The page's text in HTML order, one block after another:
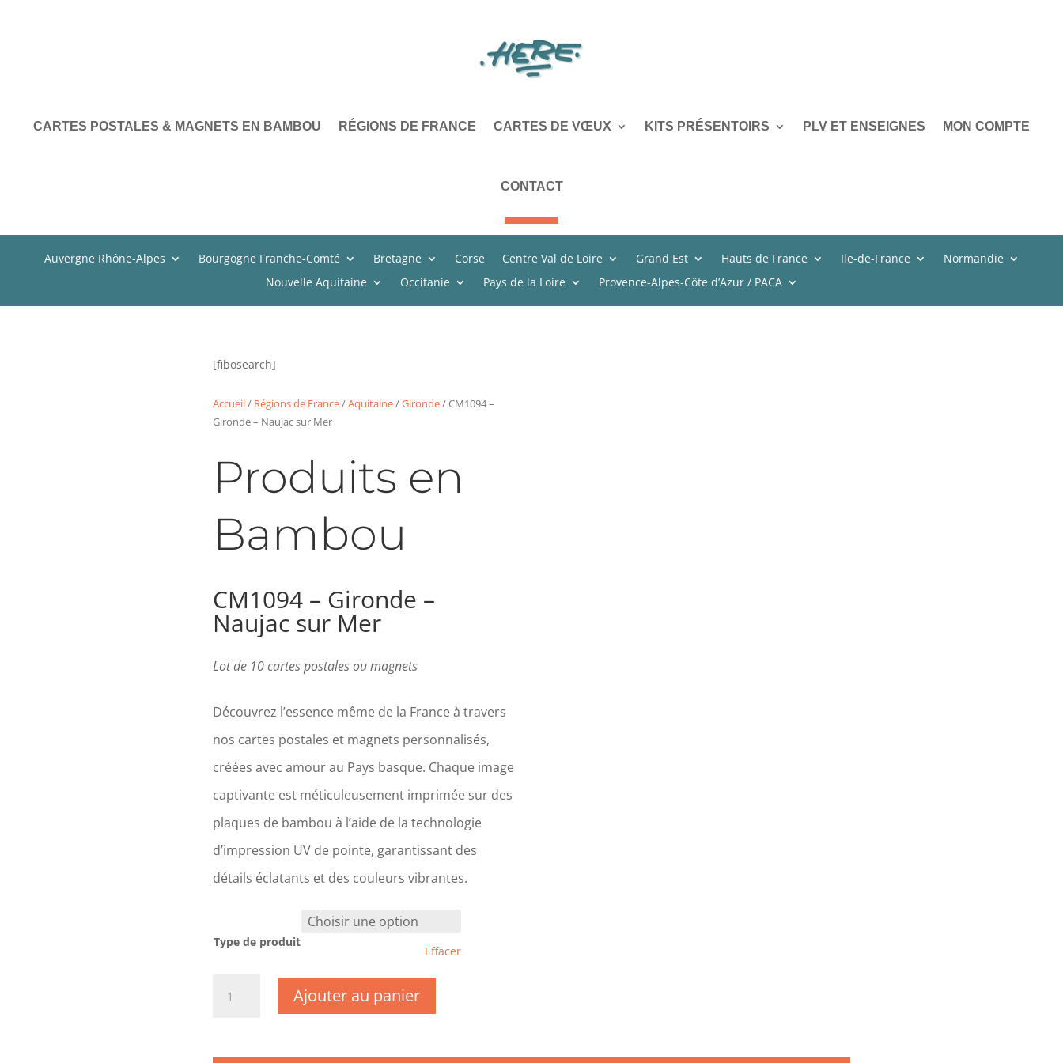
CARTES POSTALES & MAGNETS EN BAMBOU RÉGIONS DE FRANCE CARTES DE VŒUX KITS PRÉSENTOIRS PLV ET ENSEIGNES MON COMPTE
CONTACT
Auvergne Rhône-Alpes Bourgogne Franche-Comté Bretagne Corse Centre Val de Loire Grand Est Hauts de France Ile-de-France
Normandie
Nouvelle Aquitaine
Occitanie Pays de la Loire Provence-Alpes-Côte d’Azur / PACA
[fibosearch]
Accueil/ Régions de France/Aquitaine/Gironde/ CM1094 –
Gironde – Naujac sur Mer
Produits en
Bambou
CM1094 – Gironde –
Naujac sur Mer
Lot de 10 cartes postales ou magnets
Découvrez l’essence même de la France à travers
nos cartes postales et magnets personnalisés,
créées avec amour au Pays basque. Chaque image
captivante est méticuleusement imprimée sur des
plaques de bambou à l’aide de la technologie
d’impression UV de pointe, garantissant des
détails éclatants et des couleurs vibrantes.
Type de produit
Effacer
Gironde
Ajouter au panier